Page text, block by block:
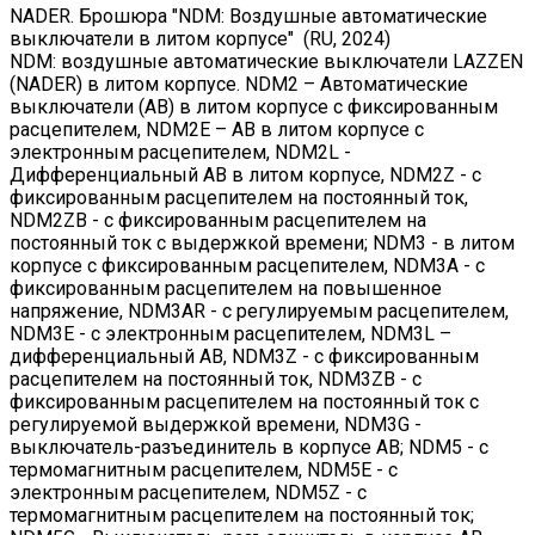
NADER. Брошюра "NDM: Воздушные автоматические
выключатели в литом корпусе" (RU, 2024)
NDM: воздушные автоматические выключатели LAZZEN
(NADER) в литом корпусе. NDM2 – Автоматические
выключатели (АВ) в литом корпусе с фиксированным
расцепителем, NDM2E – АВ в литом корпусе с
электронным расцепителем, NDM2L -
Дифференциальный АВ в литом корпусе, NDM2Z - с
фиксированным расцепителем на постоянный ток,
NDM2ZB - с фиксированным расцепителем на
постоянный ток с выдержкой времени; NDM3 - в литом
корпусе с фиксированным расцепителем, NDM3A - с
фиксированным расцепителем на повышенное
напряжение, NDM3AR - с регулируемым расцепителем,
NDM3E - с электронным расцепителем, NDM3L –
дифференциальный АВ, NDM3Z - с фиксированным
расцепителем на постоянный ток, NDM3ZB - с
фиксированным расцепителем на постоянный ток с
регулируемой выдержкой времени, NDM3G -
выключатель-разъединитель в корпусе АВ; NDM5 - с
термомагнитным расцепителем, NDM5E - с
электронным расцепителем, NDM5Z - с
термомагнитным расцепителем на постоянный ток;